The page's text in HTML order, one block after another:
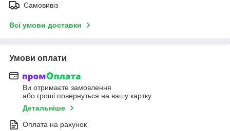
Самовивіз
Всі умови доставки
Умови оплати
Ви отримаєте замовлення
або гроші повернуться на вашу картку
Детальніше
Оплата на рахунок